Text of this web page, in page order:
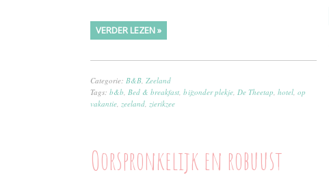
VERDER LEZEN »
Categorie: B&B Zeeland
Tags: b&b Bed & breakfast bijzonder plekje De Theetap hotel op
vakantie zeeland zierikzee
Oorspronkelijk en robuust